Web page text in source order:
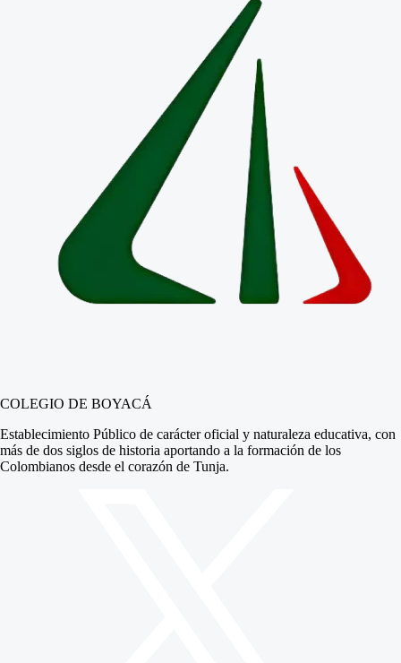
COLEGIO DE BOYACÁ
Establecimiento Público de carácter oficial y naturaleza educativa, con
más de dos siglos de historia aportando a la formación de los
Colombianos desde el corazón de Tunja.